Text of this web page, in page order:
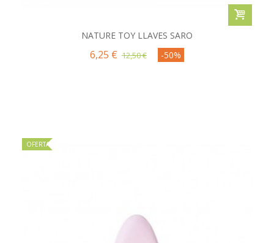
NATURE TOY LLAVES SARO
6,25 € 12,50 € -50%
OFERTA